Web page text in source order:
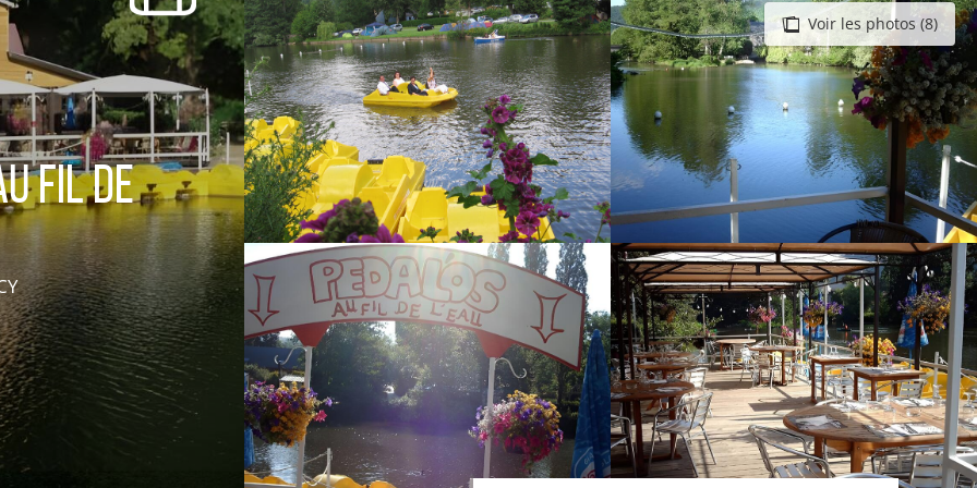
SORTIR
Boire un verre
Événements
OÙ RECEVOIR ? Voir les photos (8)
Fil de